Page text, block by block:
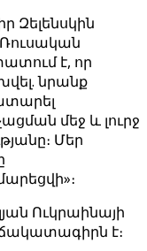
Զելենսկին
է, որ
նրանք
մեջ և լուրջ
Մեր
Ուկրաինայի
է։